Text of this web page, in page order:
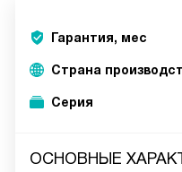
Гарантия, мес
Страна
Серия
ОСНОВНЫЕ